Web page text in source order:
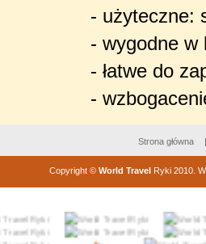
- użyteczne:
- wygodne w
- łatwe do
-
Strona główna
Copyright© World TravelRyki 2010.